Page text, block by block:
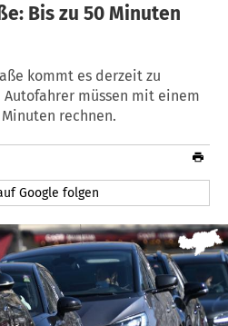
Bis zu 50 Minuten
kommt es derzeit zu
müssen mit einem
rechnen.
Google folgen